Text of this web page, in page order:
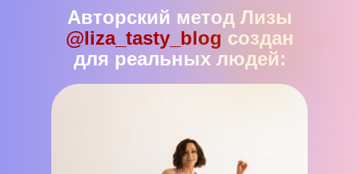
Авторский метод Лизы
@liza_tasty_blog создан
для реальных людей: